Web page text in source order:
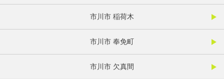
市川市 稲荷木
市川市 奉免町
市川市 欠真間